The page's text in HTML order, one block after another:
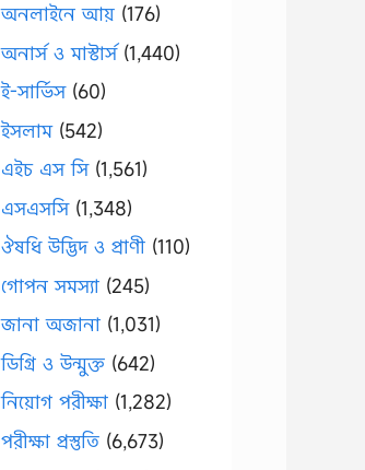
অনলাইনে আয় (176)
অনার্স ও মাস্টার্স(1,440)
ই-সার্ভিস(60)
ইসলাম(542)
এইচ এস সি(1,561)
এসএসসি(1,348)
ঔষধি উদ্ভিদ ও প্রাণী (110)
গোপন সমস্যা (245)
জানা অজানা (1,031)
ডিগ্রি ও উন্মুক্ত (642)
নিয়োগ পরীক্ষা (1,282)
পরীক্ষা প্রস্তুতি (6,673)